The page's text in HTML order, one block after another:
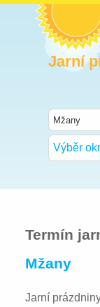
Jarní
Výběr
Termín
Mžany
Jarní